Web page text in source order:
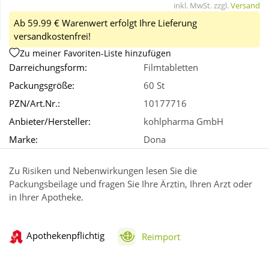
Wellness
inkl. MwSt. zzgl.Versand
Ab 59.99 € Warenwert erfolgt Ihre Lieferung
versandkostenfrei!
Zu meiner Favoriten-Liste hinzufügen
Darreichungsform:
Filmtabletten
Packungsgröße:
60 St
PZN/Art.Nr.:
10177716
Anbieter/Hersteller:
kohlpharma GmbH
Marke:
Dona
Zu Risiken und Nebenwirkungen lesen Sie die
Packungsbeilage und fragen Sie Ihre Ärztin, Ihren Arzt oder
in Ihrer Apotheke.
Apothekenpflichtig Reimport